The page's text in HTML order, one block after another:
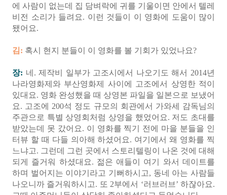
에 사람이 없는데 집 담벼락에 귀를 기울이면 안에서 텔레
비전 소리가 들려요. 이런 것들이 이 영화에 도움이 많이
됐어요.
김: 혹시 현지 분들이 이 영화를 볼 기회가 있었나요?
장: 네. 제작비 일부가 고조시에서 나오기도 해서 2014년
나라영화제와 부산영화제 사이에 고조에서 상영한 적이
있대요. 영화 완성했을 때 상영본 파일을 일본으로 보냈어
요. 고조에 200석 정도 규모의 회관에서 가와세 감독님의
주관으로 특별 상영회처럼 상영을 했었어요. 저도 초대를
받았는데 못 갔어요. 이 영화를 찍기 전에 마을 분들을 인
터뷰 할 때 다들 의아해 하셨어요. 여기에서 왜 영화를 찍
느냐고. 그런데 그런 곳에서 스토리텔링이 나온 것에 대해
되게 즐거워 하셨대요. 젊은 애들이 여기 와서 데이트를
하며 벌어지는 이야기라고 기뻐하시고, 동네 아는 사람들
나오니까 즐거워하시고. 또 2부에서 ‘러브러브’ 하잖아요.